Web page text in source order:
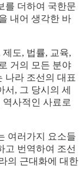
를 더하여 국한문
내어 생각한 바
도, 법률, 교육,
거의 모든 분야
나라 조선의 대표
, 그 당시의 세
사적인 사료로
여러가지 요소들
고 번역하여 조선
의 근대화에 대한